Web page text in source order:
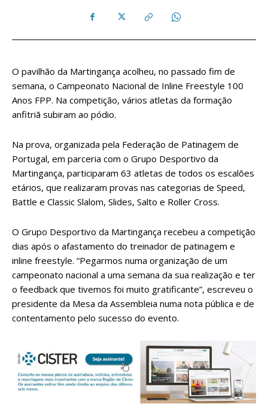
O pavilhão da Martingança acolheu, no passado fim de
semana, o Campeonato Nacional de Inline Freestyle 100
Anos FPP. Na competição, vários atletas da formação
anfitriã subiram ao pódio.
Na prova, organizada pela Federação de Patinagem de
Portugal, em parceria com o Grupo Desportivo da
Martingança, participaram 63 atletas de todos os escalões
etários, que realizaram provas nas categorias de Speed,
Battle e Classic Slalom, Slides, Salto e Roller Cross.
O Grupo Desportivo da Martingança recebeu a competição
dias após o afastamento do treinador de patinagem e
inline freestyle. “Pegarmos numa organização de um
campeonato nacional a uma semana da sua realização e ter
o feedback que tivemos foi muito gratificante”, escreveu o
presidente da Mesa da Assembleia numa nota pública e de
contentamento pelo sucesso do evento.